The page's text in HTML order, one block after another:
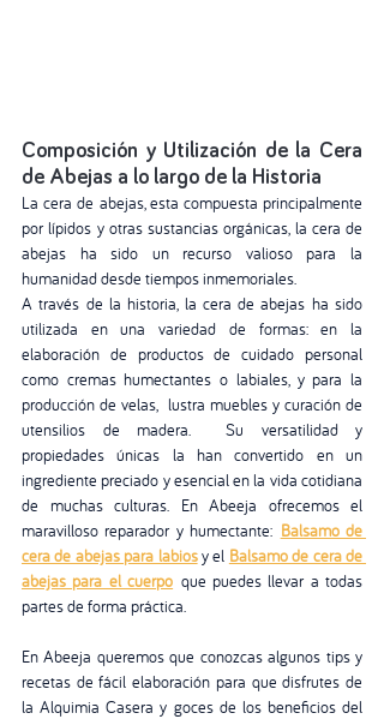
Composición y Utilización de la Cera
de Abejas a lo largo de la Historia
La cera de abejas, esta compuesta principalmente
por lípidos y otras sustancias orgánicas, la cera de
abejas ha sido un recurso valioso para la
humanidad desde tiempos inmemoriales.
A través de la historia, la cera de abejas ha sido
utilizada en una variedad de formas: en la
elaboración de productos de cuidado personal
como cremas humectantes o labiales, y para la
producción de velas,  lustra muebles y curación de
utensilios de madera.  Su versatilidad y
propiedades únicas la han convertido en un
ingrediente preciado y esencial en la vida cotidiana
de muchas culturas. En Abeeja ofrecemos el
maravilloso reparador y humectante: Balsamo de
cera de abejas para labios y el Balsamo de cera de
abejas para el cuerpo que puedes llevar a todas
partes de forma práctica.
En Abeeja queremos que conozcas algunos tips y
recetas de fácil elaboración para que disfrutes de
la Alquimia Casera y goces de los beneficios del